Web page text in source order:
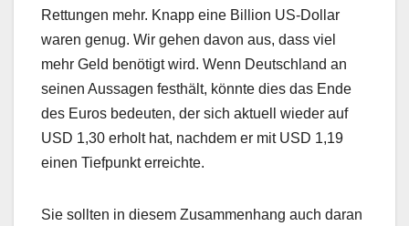
Rettungen mehr. Knapp eine Billion US-Dollar
waren genug. Wir gehen davon aus, dass viel
mehr Geld benötigt wird. Wenn Deutschland an
seinen Aussagen festhält, könnte dies das Ende
des Euros bedeuten, der sich aktuell wieder auf
USD 1,30 erholt hat, nachdem er mit USD 1,19
einen Tiefpunkt erreichte.
Sie sollten in diesem Zusammenhang auch daran